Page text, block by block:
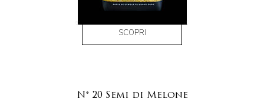
SCOPRI
N° 20 Semi di Melone